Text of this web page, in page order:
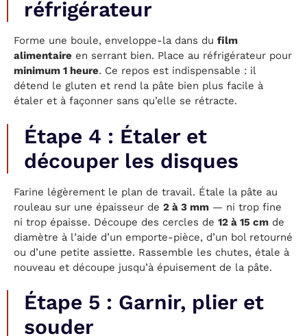
réfrigérateur
Forme une boule, enveloppe-la dans du film
alimentaire en serrant bien. Place au réfrigérateur pour
minimum 1 heure. Ce repos est indispensable : il
détend le gluten et rend la pâte bien plus facile à
étaler et à façonner sans qu’elle se rétracte.
Étape 4 : Étaler et
découper les disques
Farine légèrement le plan de travail. Étale la pâte au
rouleau sur une épaisseur de 2 à 3 mm — ni trop fine
ni trop épaisse. Découpe des cercles de 12 à 15 cm de
diamètre à l’aide d’un emporte-pièce, d’un bol retourné
ou d’une petite assiette. Rassemble les chutes, étale à
nouveau et découpe jusqu’à épuisement de la pâte.
Étape 5 : Garnir, plier et
souder